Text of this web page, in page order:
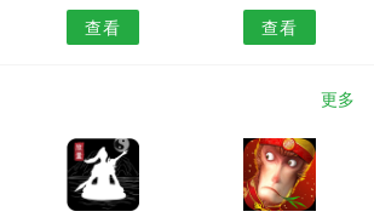
查看 查看
更多